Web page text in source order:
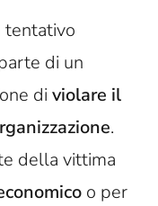
tentativo
di un
di violare il
.
della vittima
o per